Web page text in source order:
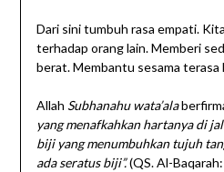
Dari sini tumbuh rasa empati.
terhadap orang lain. Memberi
berat. Membantu sesama terasa
Allah Subhanahu wata’ala
yang menafkahkan hartanya di
biji yang menumbuhkan tujuh
ada seratus biji”.(QS. Al-